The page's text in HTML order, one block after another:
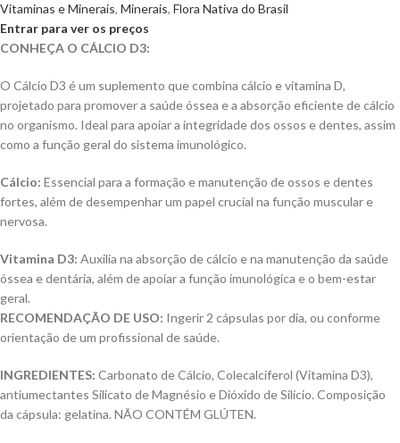
Vitaminas e Minerais, Minerais, Flora Nativa do Brasil
Entrar para ver os preços
CONHEÇA O CÁLCIO D3:
O Cálcio D3 é um suplemento que combina cálcio e vitamina D,
projetado para promover a saúde óssea e a absorção eficiente de cálcio
no organismo. Ideal para apoiar a integridade dos ossos e dentes, assim
como a função geral do sistema imunológico.
Cálcio: Essencial para a formação e manutenção de ossos e dentes
fortes, além de desempenhar um papel crucial na função muscular e
nervosa.
Vitamina D3: Auxilia na absorção de cálcio e na manutenção da saúde
óssea e dentária, além de apoiar a função imunológica e o bem-estar
geral.
RECOMENDAÇÃO DE USO: Ingerir 2 cápsulas por dia, ou conforme
orientação de um profissional de saúde.
INGREDIENTES: Carbonato de Cálcio, Colecalciferol (Vitamina D3),
antiumectantes Silicato de Magnésio e Dióxido de Silício. Composição
da cápsula: gelatina. NÃO CONTÉM GLÚTEN.